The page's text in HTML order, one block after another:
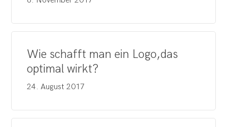
Wie schafft man ein Logo,das
optimal wirkt?
24. August 2017